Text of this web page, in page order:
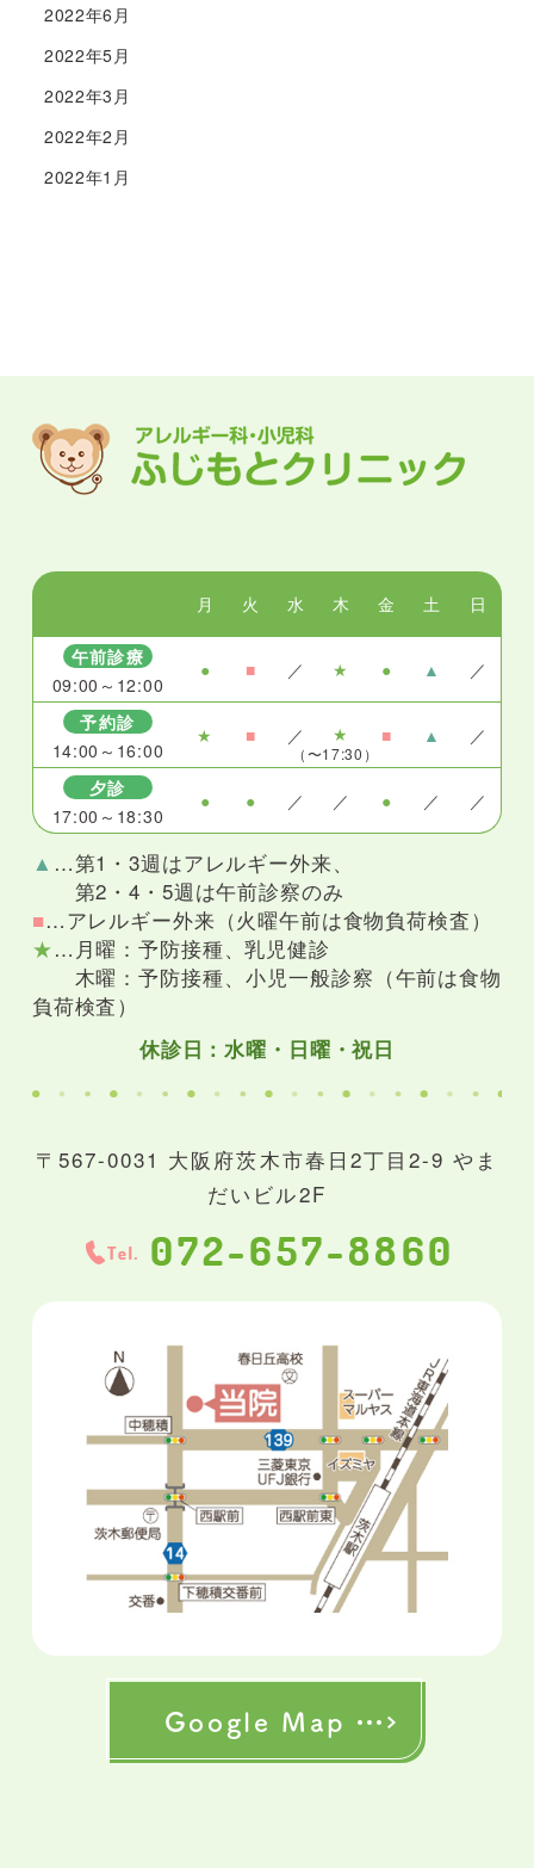
2022年6月
2022年5月
2022年3月
2022年2月
2022年1月
月 火 水 木 金 土 日
午前診療
09:00～12:00
● ■ ／ ★ ● ▲ ／
予約診
14:00～16:00
★ ■ ／ ★
（〜17:30）
■ ▲ ／
夕診
17:00～18:30
● ● ／ ／ ● ／ ／
▲ …第1・3週はアレルギー外来、
第2・4・5週は午前診察のみ
■…アレルギー外来（火曜午前は食物負荷検査）
★…月曜：予防接種、乳児健診
木曜：予防接種、小児一般診察（午前は食物
負荷検査）
休診日：水曜・日曜・祝日
〒567-0031 大阪府茨木市春日2丁目2-9 やま
だいビル2F
Google Map